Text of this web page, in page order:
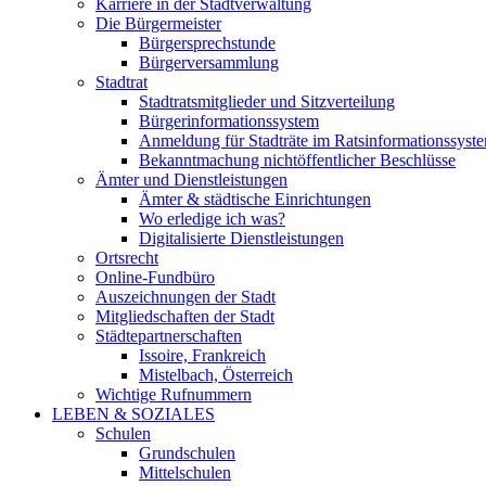
Karriere in der Stadtverwaltung
Die Bürgermeister
Bürgersprechstunde
Bürgerversammlung
Stadtrat
Stadtratsmitglieder und Sitzverteilung
Bürgerinformationssystem
Anmeldung für Stadträte im
Bekanntmachung nichtöffentlicher Beschlüsse
Ämter und Dienstleistungen
Ämter & städtische Einrichtungen
Wo erledige ich was?
Digitalisierte Dienstleistungen
Ortsrecht
Online-Fundbüro
Auszeichnungen der Stadt
Mitgliedschaften der Stadt
Städtepartnerschaften
Issoire, Frankreich
Mistelbach, Österreich
Wichtige Rufnummern
LEBEN & SOZIALES
Schulen
Grundschulen
Mittelschulen